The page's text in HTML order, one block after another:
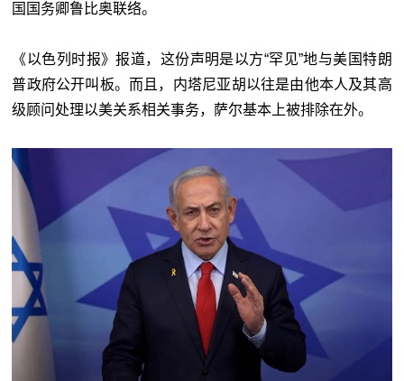
国国务卿鲁比奥联络。
《以色列时报》报道，这份声明是以方“罕见”地与美国特朗
普政府公开叫板。而且，内塔尼亚胡以往是由他本人及其高
级顾问处理以美关系相关事务，萨尔基本上被排除在外。